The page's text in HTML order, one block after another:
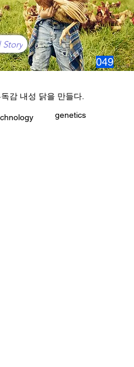
049
Story
감 내성 닭을 만들다.
genetics